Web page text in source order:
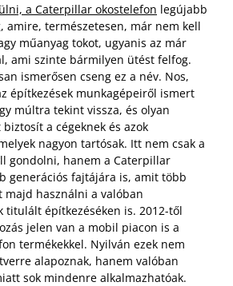
a Caterpillar okostelefon legújabb
amire, természetesen, már nem kell
műanyag tokot, ugyanis az már
ami szinte bármilyen ütést felfog.
ismerősen cseng ez a név. Nos,
építkezések munkagépeiről ismert
múltra tekint vissza, és olyan
a cégeknek és azok
nagyon tartósak. Itt nem csak a
gondolni, hanem a Caterpillar
generációs fajtájára is, amit több
majd használni a valóban
titulált építkezéséken is. 2012-től
jelen van a mobil piacon is a
termékekkel. Nyilván ezek nem
alapoznak, hanem valóban
sok mindenre alkalmazhatóak.